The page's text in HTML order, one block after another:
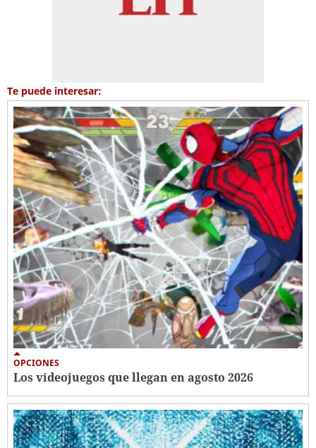
Te puede interesar:
OPCIONES
Los videojuegos que llegan en agosto 2026